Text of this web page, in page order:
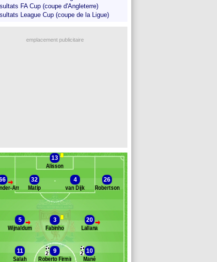
FA Cup (coupe d'Angleterre)
League Cup (coupe de la Ligue)
emplacement publicitaire
Banc des remplaçants Liverpool
13
Alisson
>
Arnold
32
Matip
4
van Dijk
26
Robertson
>
5
Wijnaldum
3
Fabinho
>
20
Lallana
11
Salah
2
9
Roberto Firmino
2 10
Mané